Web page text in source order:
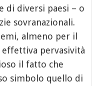
di diversi paesi – o
sovranazionali.
almeno per il
pervasività
il fatto che
simbolo quello di